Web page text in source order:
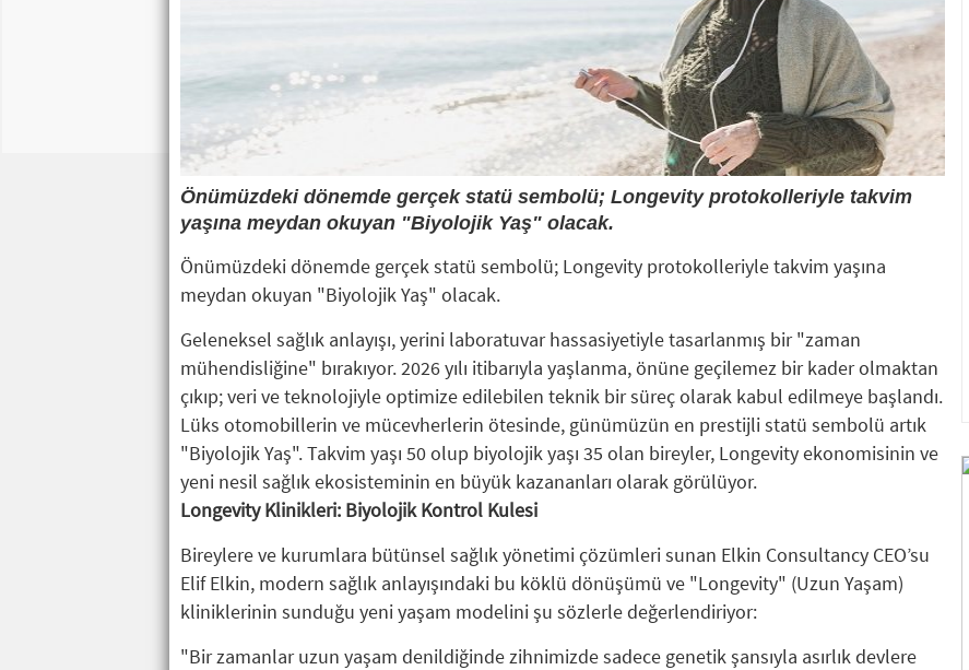
Önümüzdeki dönemde gerçek statü sembolü; Longevity protokolleriyle takvim
yaşına meydan okuyan "Biyolojik Yaş" olacak.
Önümüzdeki dönemde gerçek statü sembolü; Longevity protokolleriyle takvim yaşına
meydan okuyan "Biyolojik Yaş" olacak.
Geleneksel sağlık anlayışı, yerini laboratuvar hassasiyetiyle tasarlanmış bir "zaman
mühendisliğine" bırakıyor. 2026 yılı itibarıyla yaşlanma, önüne geçilemez bir kader olmaktan
çıkıp; veri ve teknolojiyle optimize edilebilen teknik bir süreç olarak kabul edilmeye başlandı.
Lüks otomobillerin ve mücevherlerin ötesinde, günümüzün en prestijli statü sembolü artık
"Biyolojik Yaş". Takvim yaşı 50 olup biyolojik yaşı 35 olan bireyler, Longevity ekonomisinin ve
yeni nesil sağlık ekosisteminin en büyük kazananları olarak görülüyor.
Longevity Klinikleri: Biyolojik Kontrol Kulesi
Bireylere ve kurumlara bütünsel sağlık yönetimi çözümleri sunan Elkin Consultancy CEO’su
Elif Elkin, modern sağlık anlayışındaki bu köklü dönüşümü ve "Longevity" (Uzun Yaşam)
kliniklerinin sunduğu yeni yaşam modelini şu sözlerle değerlendiriyor:
"Bir zamanlar uzun yaşam denildiğinde zihnimizde sadece genetik şansıyla asırlık devlere